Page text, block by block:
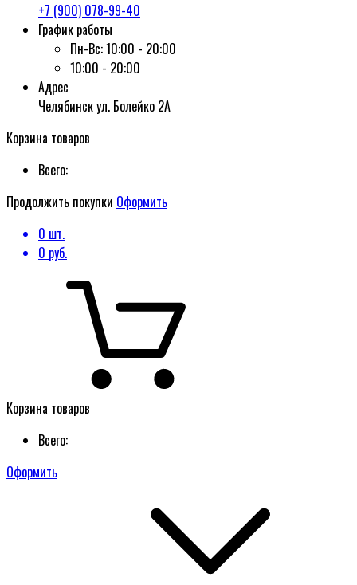
+7 (900) 078-99-40
График работы
Пн-Вс:10:00 - 20:00
10:00 - 20:00
Адрес
Челябинск ул. Болейко 2А
Корзина товаров
Всего:
Продолжить покупки Оформить
0 шт.
0 руб.
Корзина товаров
Всего:
Оформить